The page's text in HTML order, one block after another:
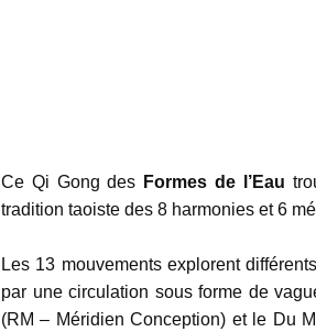
Ce Qi Gong des Formes de l’Eau
tradition taoiste des 8 harmonies et 6
Les 13 mouvements explorent
par une circulation sous forme de
(RM – Méridien Conception) et le Du